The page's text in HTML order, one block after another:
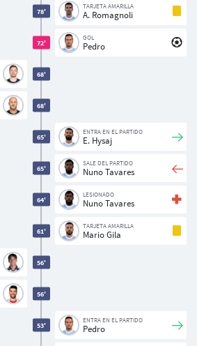
53'
ENTRA EN EL PARTIDO
Pedro
56'
56'
61'
TARJETA AMARILLA
Mario Gila
64'
LESIONADO
Nuno Tavares
65'
SALE DEL PARTIDO
Nuno Tavares
65'
ENTRA EN EL PARTIDO
E. Hysaj
68'
68'
72'
GOL
Pedro
78'
TARJETA AMARILLA
A. Romagnoli
Usuarios